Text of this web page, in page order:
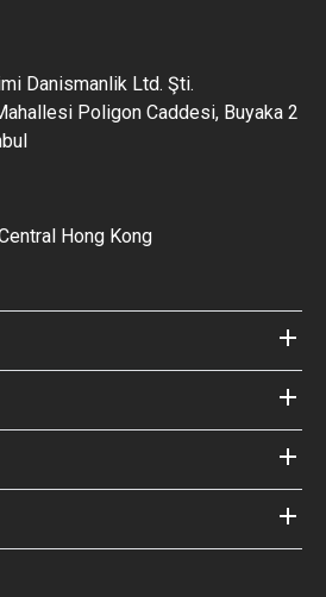
Danismanlik Ltd. Şti.
Poligon Caddesi, Buyaka 2
Hong Kong
Medien